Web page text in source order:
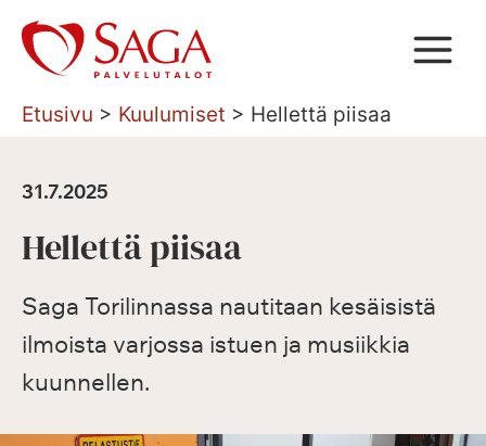
Siirry
sisältöön
Etusivu > Kuulumiset > Hellettä piisaa
31.7.2025
Hellettä piisaa
Saga Torilinnassa nautitaan kesäisistä
ilmoista varjossa istuen ja musiikkia
kuunnellen.